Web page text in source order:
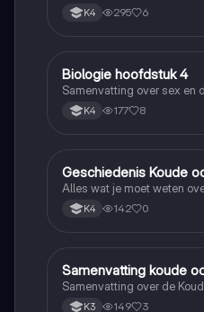
K4 295 6
Biologie
Biologie hoofdstuk 4
Samenvatting over sex en
K4 177 8
Geschiedenis
Geschiedenis Koude
Alles wat je moet weten
K4 142 0
Geschiedenis
Samenvatting koude
Samenvatting over de
K3 149 3